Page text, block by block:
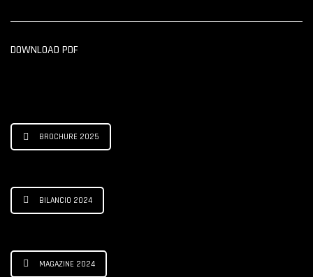
DOWNLOAD PDF
BROCHURE 2025
BILANCIO 2024
MAGAZINE 2024